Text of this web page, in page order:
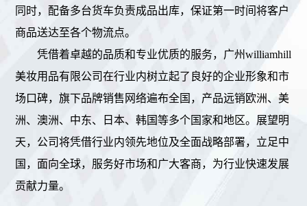
同时，配备多台货车负责成品出库，保证第一时间将客户
商品送达至各个物流点。
凭借着卓越的品质和专业优质的服务，广州williamhill
美妆用品有限公司在行业内树立起了良好的企业形象和市
场口碑，旗下品牌销售网络遍布全国，产品远销欧洲、美
洲、澳洲、中东、日本、韩国等多个国家和地区。展望明
天，公司将凭借行业内领先地位及全面战略部署，立足中
国，面向全球，服务好市场和广大客商，为行业快速发展
贡献力量。